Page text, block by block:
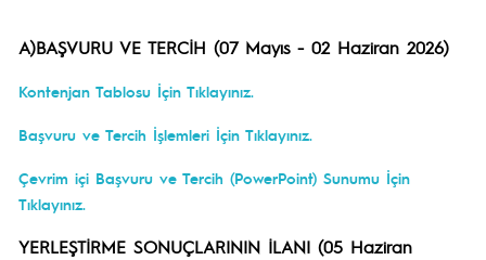
A)BAŞVURU VE TERCİH (07 Mayıs - 02 Haziran 2026)
Kontenjan Tablosu İçin Tıklayınız.
Başvuru ve Tercih İşlemleri İçin Tıklayınız.
Çevrim içi Başvuru ve Tercih (PowerPoint) Sunumu İçin
Tıklayınız.
YERLEŞTİRME SONUÇLARININ İLANI (05 Haziran